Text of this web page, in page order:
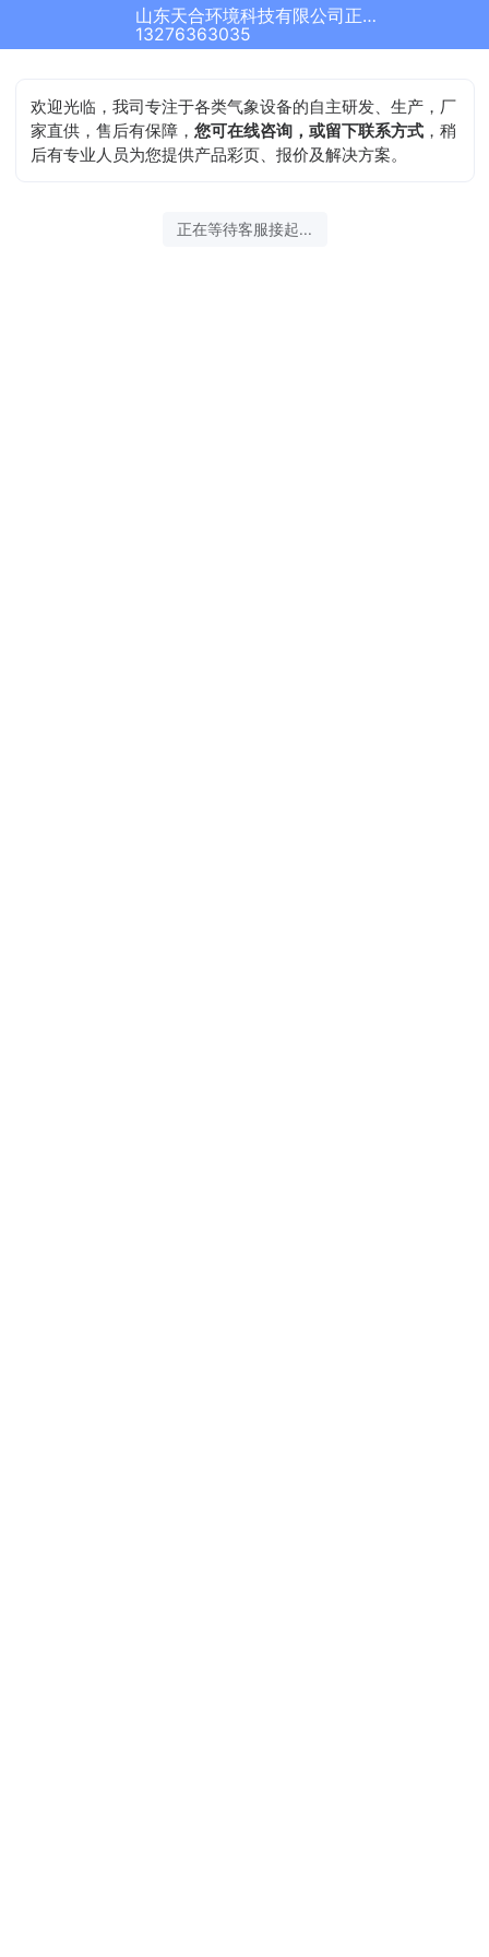
山东天合环境科技有限公司正在为您服务
13276363035
欢迎光临，我司专注于各类气象设备的自主研发、生产，厂
家直供，售后有保障，您可在线咨询，或留下联系方式 ，稍
后有专业人员为您提供产品彩页、报价及解决方案。
正在等待客服接起...